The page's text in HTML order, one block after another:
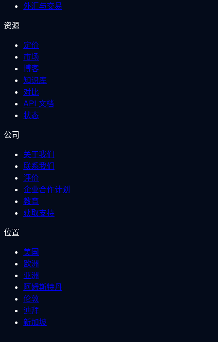
外汇与交易
资源
定价
市场
博客
知识库
对比
API 文档
状态
公司
关于我们
联系我们
评价
企业合作计划
教育
获取支持
位置
美国
欧洲
亚洲
阿姆斯特丹
伦敦
迪拜
新加坡